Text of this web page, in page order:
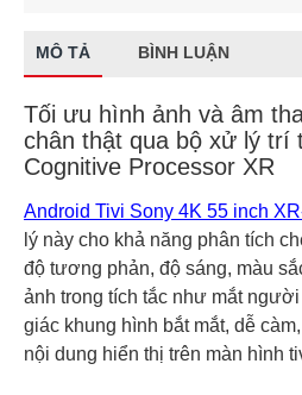
MÔ TẢ BÌNH LUẬN
Tối ưu hình ảnh và âm
chân thật qua bộ xử lý trí
Cognitive Processor XR
Android Tivi Sony 4K 55 inch
lý này cho khả năng phân tích
độ tương phản, độ sáng, màu
ảnh trong tích tắc như mắt
giác khung hình bắt mắt, dễ
nội dung hiển thị trên màn hình